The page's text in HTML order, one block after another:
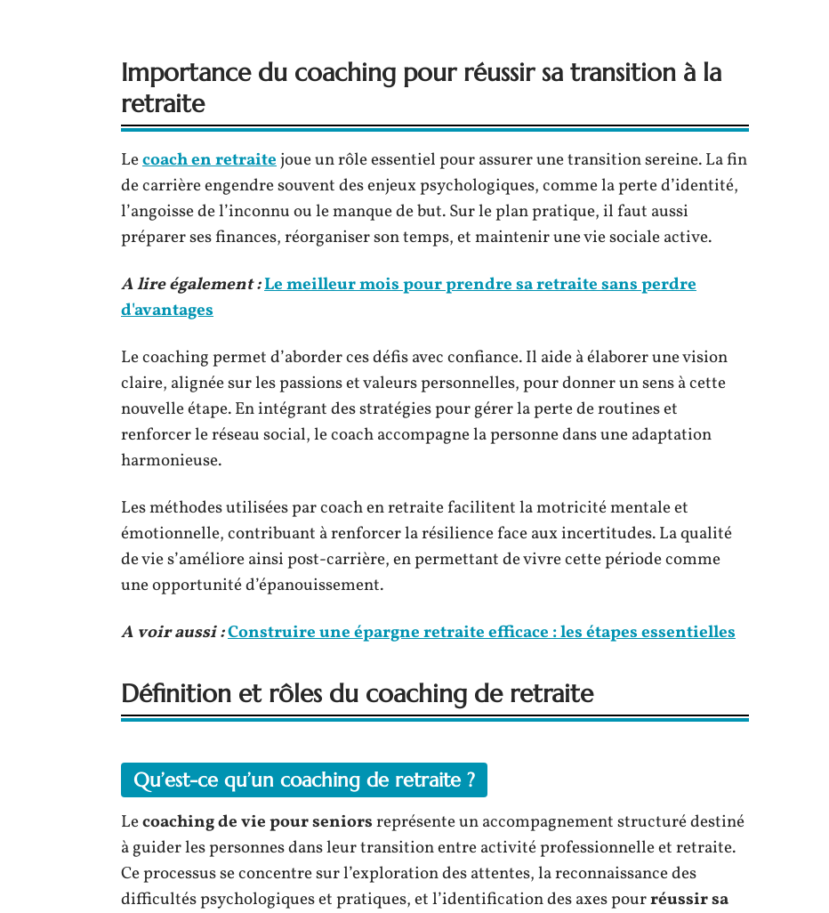
Importance du coaching pour réussir sa transition à la
retraite
Lecoach en retraitejoue un rôle essentiel pour assurer une transition sereine. La fin
de carrière engendre souvent des enjeux psychologiques, comme la perte d’identité,
l’angoisse de l’inconnu ou le manque de but. Sur le plan pratique, il faut aussi
préparer ses finances, réorganiser son temps, et maintenir une vie sociale active.
A lire également :Le meilleur mois pour prendre sa retraite sans perdre
d'avantages
Le coaching permet d’aborder ces défis avec confiance. Il aide à élaborer une vision
claire, alignée sur les passions et valeurs personnelles, pour donner un sens à cette
nouvelle étape. En intégrant des stratégies pour gérer la perte de routines et
renforcer le réseau social, le coach accompagne la personne dans une adaptation
harmonieuse.
Les méthodes utilisées par coach en retraite facilitent la motricité mentale et
émotionnelle, contribuant à renforcer la résilience face aux incertitudes. La qualité
de vie s’améliore ainsi post-carrière, en permettant de vivre cette période comme
une opportunité d’épanouissement.
A voir aussi :Construire une épargne retraite efficace : les étapes essentielles
Définition et rôles du coaching de retraite
Qu’est-ce qu’un coaching de retraite ?
Lecoaching de vie pour seniorsreprésente un accompagnement structuré destiné
à guider les personnes dans leur transition entre activité professionnelle et retraite.
Ce processus se concentre sur l’exploration des attentes, la reconnaissance des
difficultés psychologiques et pratiques, et l’identification des axes pourréussir sa